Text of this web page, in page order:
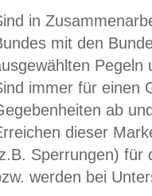
in
mit den
immer für einen
ab
dieser
Sperrungen) für
werden bei